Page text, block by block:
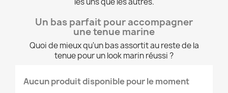
Un bas parfait pour accompagner
une tenue marine
Quoi de mieux qu'un bas assortit au reste de la
tenue pour un look marin réussi ?
Aucun produit disponible pour le moment